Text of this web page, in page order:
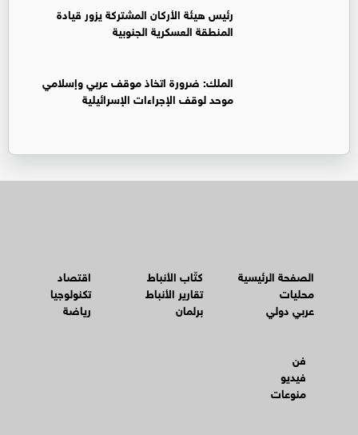
رئيس هيئة الأركان المشتركة يزور قيادة
المنطقة العسكرية الجنوبية
الملك: ضرورة اتخاذ موقف عربي وإسلامي
موحد لوقف الإجراءات الإسرائيلية
الصفحة الرئيسية
محليات
عربي دولي
كتّاب الأنباط
تقارير الأنباط
برلمان
اقتصاد
تكنولوجيا
رياضة
فن
فيديو
منوعات